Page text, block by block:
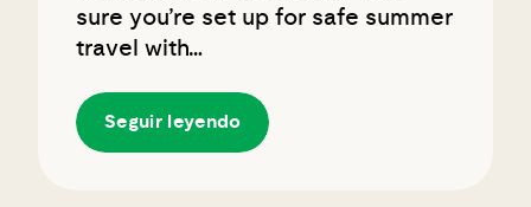
sure you’re set up for safe summer
travel with…
Seguir leyendo